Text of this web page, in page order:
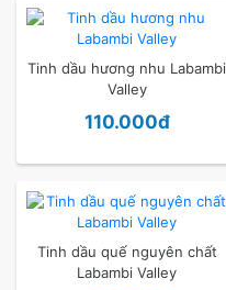
Tinh dầu hương nhu Labambi
Valley
110.000đ
Tinh dầu quế nguyên chất
Labambi Valley